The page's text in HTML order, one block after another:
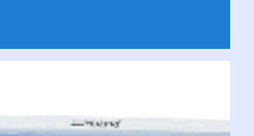
Geschäftsleben ist eine
Mailing,